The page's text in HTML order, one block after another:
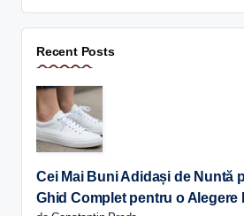
Recent Posts
Cei Mai Buni Adidași de Nuntă
Ghid Complet pentru o Alegere